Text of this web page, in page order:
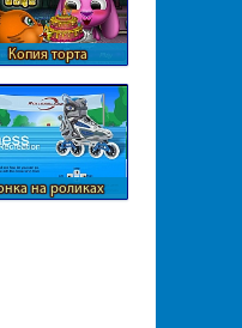
Копия торта
на роликах